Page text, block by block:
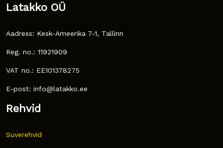
Latakko OÜ
Aadress: Kesk-Ameerika 7-1, Tallinn
Reg. no.: 11921909
VAT no.: EE101378275
E-post: info@latakko.ee
Rehvid
Suverehvid